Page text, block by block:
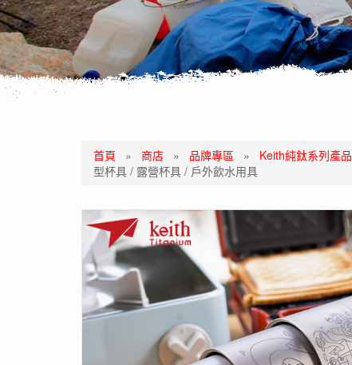
首頁 » 商店 » 品牌專區 » Keith純鈦系列產品
型杯具 / 露營杯具 / 戶外飲水用具